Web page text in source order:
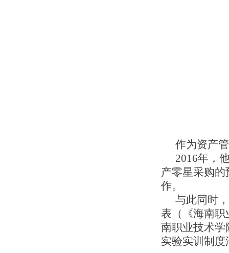
作为资产
2016年，
产零星采购
作。
与此同时
表（《海南职
南职业技术学
实验实训制度